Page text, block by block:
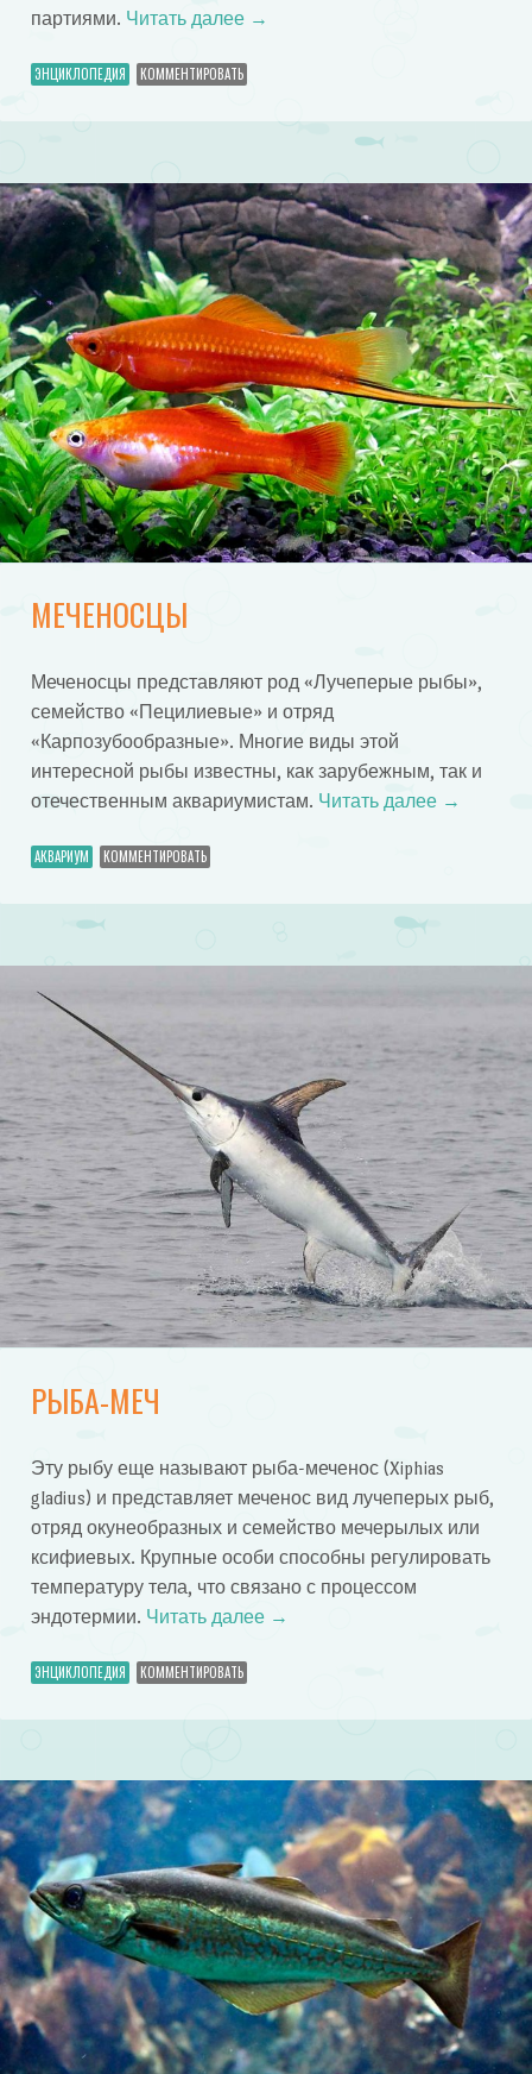
партиями. Читать далее →
ЭНЦИКЛОПЕДИЯ КОММЕНТИРОВАТЬ
МЕЧЕНОСЦЫ
Меченосцы представляют род «Лучеперые рыбы»,
семейство «Пецилиевые» и отряд
«Карпозубообразные». Многие виды этой
интересной рыбы известны, как зарубежным, так и
отечественным аквариумистам. Читать далее →
АКВАРИУМ КОММЕНТИРОВАТЬ
РЫБА-МЕЧ
Эту рыбу еще называют рыба-меченос (Xiphias
gladius) и представляет меченос вид лучеперых рыб,
отряд окунеобразных и семейство мечерылых или
ксифиевых. Крупные особи способны регулировать
температуру тела, что связано с процессом
эндотермии. Читать далее →
ЭНЦИКЛОПЕДИЯ КОММЕНТИРОВАТЬ